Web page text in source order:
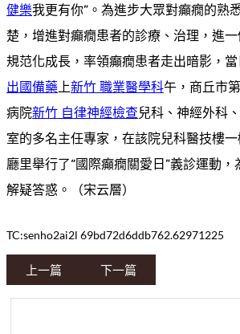
健樂我更有你”。為進步大眾對癲癇的熟
楚，增進對癲癇患者的診療、治理，進
規范化成長，率領癲癇患者走出暗影，當
出國備藥 上新竹 職業醫學科午，商丘市
病院新竹 自律神經檢查兒科、神經外科
室的多名主任專家，在該院兒科醫技樓
廳里舉行了“國際癲癇關愛日”義診運動，
解疑答惑。（宋云層）
TC:senho2ai2l 69bd72d6ddb762.62971225
上一篇 下一篇